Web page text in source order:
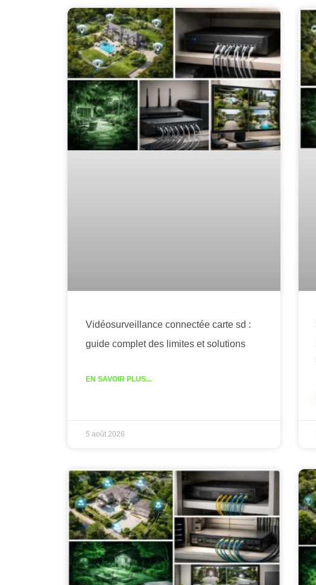
Vidéosurveillance connectée carte sd :
guide complet des limites et solutions
EN SAVOIR PLUS...
5 août 2026